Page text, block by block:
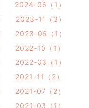
2024-06（1）
2023-11（3）
2023-05（1）
2022-10（1）
2022-03（1）
2021-11（2）
2021-07（2）
2021-03（1）